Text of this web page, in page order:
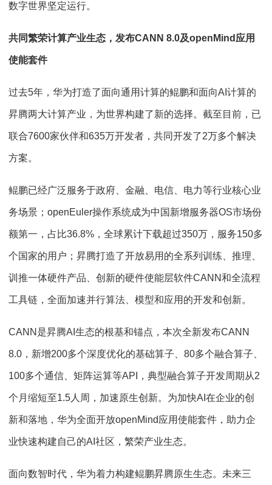
数字世界坚定运行。
共同繁荣计算产业生态，发布CANN 8.0及openMind应用
使能套件
过去5年，华为打造了面向通用计算的鲲鹏和面向AI计算的
昇腾两大计算产业，为世界构建了新的选择。截至目前，已
联合7600家伙伴和635万开发者，共同开发了2万多个解决
方案。
鲲鹏已经广泛服务于政府、金融、电信、电力等行业核心业
务场景；openEuler操作系统成为中国新增服务器OS市场份
额第一，占比36.8%，全球累计下载超过350万，服务150多
个国家的用户；昇腾打造了开放易用的全系列训练、推理、
训推一体硬件产品、创新的硬件使能层软件CANN和全流程
工具链，全面加速并行算法、模型和应用的开发和创新。
CANN是昇腾AI生态的根基和锚点，本次全新发布CANN
8.0，新增200多个深度优化的基础算子、80多个融合算子、
100多个通信、矩阵运算等API，典型融合算子开发周期从2
个月缩短至1.5人周，加速原生创新。为加快AI在企业的创
新和落地，华为全面开放openMind应用使能套件，助力企
业快速构建自己的AI社区，繁荣产业生态。
面向数智时代，华为着力构建鲲鹏昇腾原生生态。未来三